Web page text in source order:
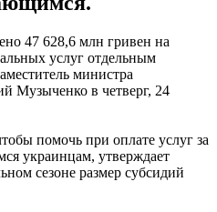
47 628,6 млн гривен на
услуг отдельным
министра
Музыченко в четверг, 24
помочь при оплате услуг за
украинцам, утверждает
сезоне размер субсидий